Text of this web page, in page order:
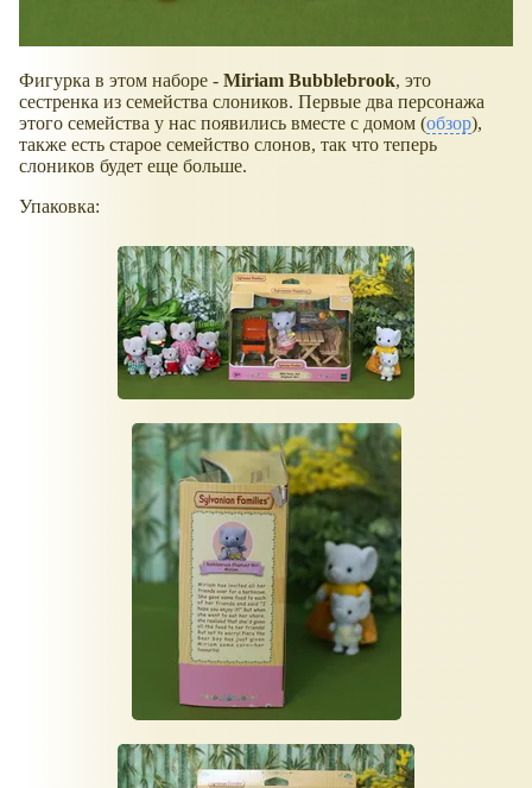
Фигурка в этом наборе - Miriam Bubblebrook, это
сестренка из семейства слоников. Первые два персонажа
этого семейства у нас появились вместе с домом (обзор),
также есть старое семейство слонов, так что теперь
слоников будет еще больше.
Упаковка: